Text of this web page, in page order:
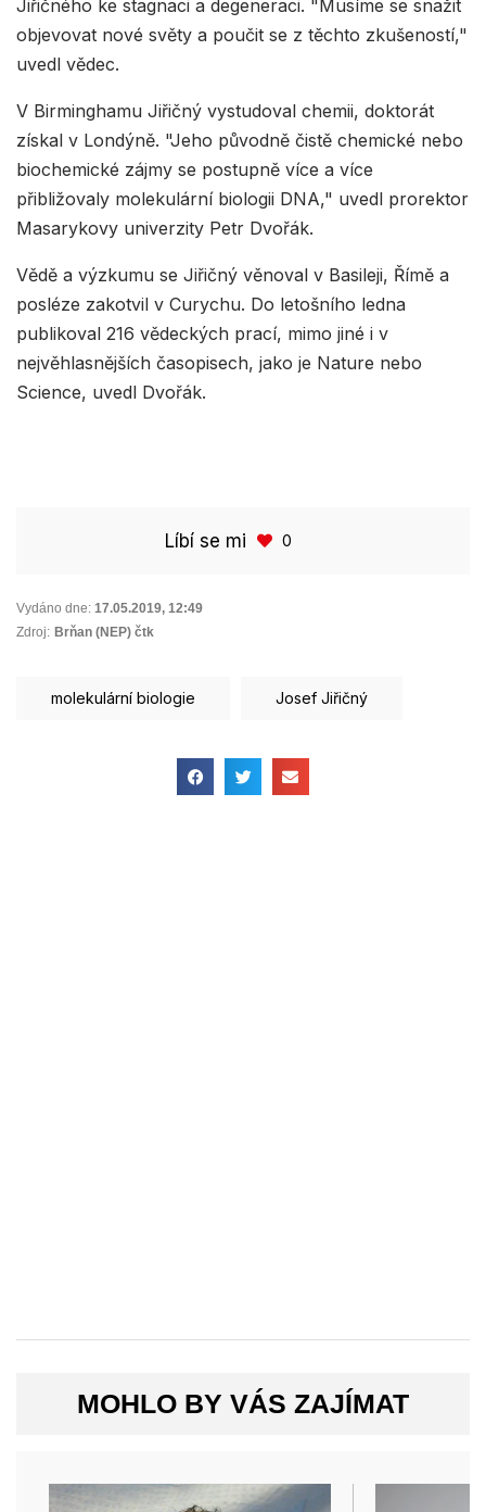
Jiřičného ke stagnaci a degeneraci. "Musíme se snažit
objevovat nové světy a poučit se z těchto zkušeností,"
uvedl vědec.
V Birminghamu Jiřičný vystudoval chemii, doktorát
získal v Londýně. "Jeho původně čistě chemické nebo
biochemické zájmy se postupně více a více
přibližovaly molekulární biologii DNA," uvedl prorektor
Masarykovy univerzity Petr Dvořák.
Vědě a výzkumu se Jiřičný věnoval v Basileji, Římě a
posléze zakotvil v Curychu. Do letošního ledna
publikoval 216 vědeckých prací, mimo jiné i v
nejvěhlasnějších časopisech, jako je Nature nebo
Science, uvedl Dvořák.
Líbí se mi 0
Vydáno dne: 17.05.2019, 12:49
Zdroj: Brňan (NEP) čtk
molekulární biologie Josef Jiřičný
MOHLO BY VÁS ZAJÍMAT